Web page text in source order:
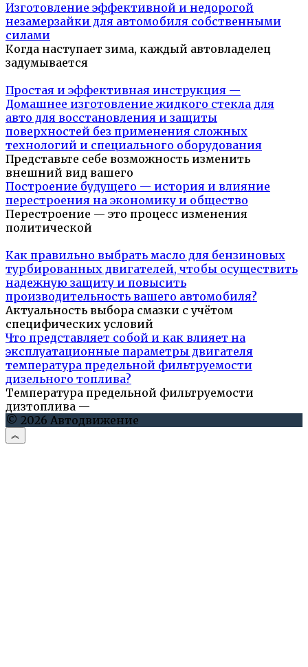
Изготовление эффективной и недорогой
незамерзайки для автомобиля собственными
силами
Когда наступает зима, каждый автовладелец
задумывается
Простая и эффективная инструкция —
Домашнее изготовление жидкого стекла для
авто для восстановления и защиты
поверхностей без применения сложных
технологий и специального оборудования
Представьте себе возможность изменить
внешний вид вашего
Построение будущего — история и влияние
перестроения на экономику и общество
Перестроение — это процесс изменения
политической
Как правильно выбрать масло для бензиновых
турбированных двигателей, чтобы осуществить
надежную защиту и повысить
производительность вашего автомобиля?
Актуальность выбора смазки с учётом
специфических условий
Что представляет собой и как влияет на
эксплуатационные параметры двигателя
температура предельной фильтруемости
дизельного топлива?
Температура предельной фильтруемости
дизтоплива —
© 2026 Автодвижение